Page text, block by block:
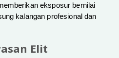
eksposur bernilai
kalangan profesional dan
Elit